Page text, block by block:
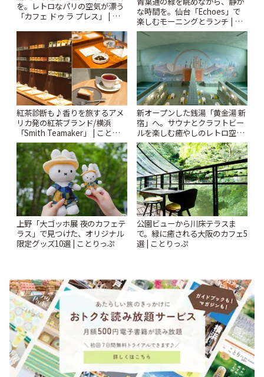
を。レトロなパリの空気が漂う
「カフェ ドゥ ラ プレス」 | こと
な時間を。仙台「Echoes」で
楽しむモーニングとランチ | こ
とりっぷ
紅茶診断も♪香りを旅するアメ
リカ発の紅茶ブランド/横浜
「Smith Teamaker」 | ことりっ
ぷ
新オープンした銭湯「黄金湯 新
宿」へ。サウナとクラフトビー
ルを楽しむ癒やしのレトロ空間
| ことりっぷ
上野「大ゴッホ展 夜のカフェテ
ラス」で見つけた、オリジナル
限定グッズ10選 | ことりっぷ
公園ビューから川床テラスま
で。緑に癒される大阪のカフェ5
選 | ことりっぷ